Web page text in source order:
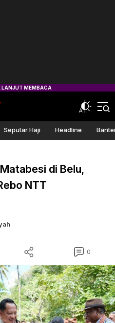
Seputar Haji Headline
di Belu,
NTT
0